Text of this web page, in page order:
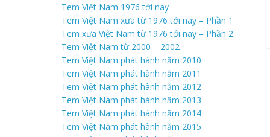
Tem Việt Nam 1976 tới nay
Tem Việt Nam xưa từ 1976 tới nay – Phần 1
Tem xưa Việt Nam từ 1976 tới nay – Phần 2
Tem Việt Nam từ 2000 – 2002
Tem Việt Nam phát hành năm 2010
Tem Việt Nam phát hành năm 2011
Tem Việt Nam phát hành năm 2012
Tem Việt Nam phát hành năm 2013
Tem Việt Nam phát hành năm 2014
Tem Việt Nam phát hành năm 2015